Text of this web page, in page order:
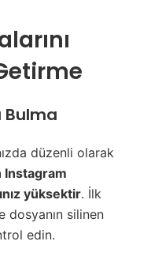
Bulma
düzenli olarak
Instagram
yüksektir. İlk
dosyanın silinen
edin.